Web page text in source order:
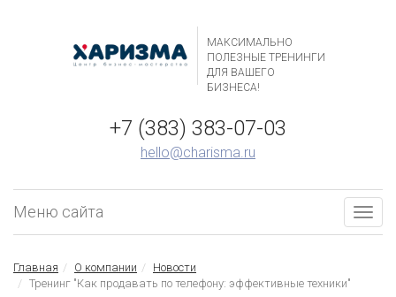
МАКСИМАЛЬНО
ПОЛЕЗНЫЕ ТРЕНИНГИ
ДЛЯ ВАШЕГО
БИЗНЕСА!
+7 (383) 383-07-03
hello@charisma.ru
Меню сайта
Главная О компании
Новости
Тренинг "Как продавать по телефону: эффективные техники"